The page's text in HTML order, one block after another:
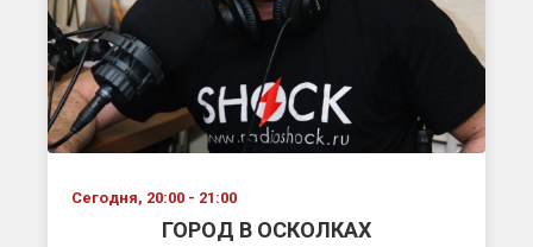
Сегодня, 20:00 - 21:00
ГОРОД В ОСКОЛКАХ